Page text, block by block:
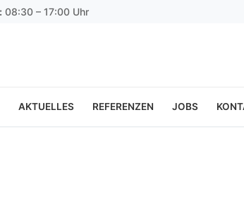
08:30 – 17:00 Uhr
AKTUELLES REFERENZEN JOBS